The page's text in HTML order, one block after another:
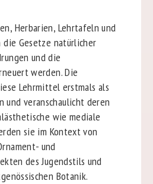
Herbarien, Lehrtafeln und
Gesetze natürlicher
und die
werden. Die
Lehrmittel erstmals als
und veranschaulicht deren
wie mediale
sie im Kontext von
und
des Jugendstils und
Botanik.